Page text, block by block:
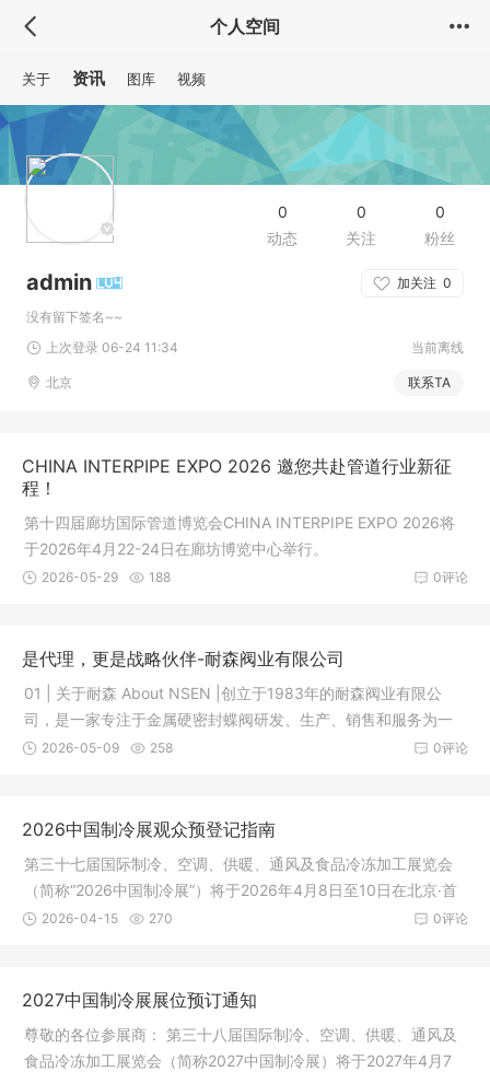
个人空间
0
粉丝
0
关注
0
动态
admin 加关注 0
没有留下签名~~
上次登录 06-24 11:34
当前离线
北京 联系TA
关于 资讯 图库 视频
CHINA INTERPIPE EXPO 2026 邀您共赴管道行业新征
程！
第十四届廊坊国际管道博览会CHINA INTERPIPE EXPO 2026将
于2026年4月22-24日在廊坊博览中心举行。
0评论
2026-05-29 188
是代理，更是战略伙伴-耐森阀业有限公司
01 | 关于耐森 About NSEN |创立于1983年的耐森阀业有限公
司，是一家专注于金属硬密封蝶阀研发、生产、销售和服务为一
体的科技
0评论
2026-05-09 258
2026中国制冷展观众预登记指南
第三十七届国际制冷、空调、供暖、通风及食品冷冻加工展览会
（简称“2026中国制冷展”）将于2026年4月8日至10日在北京·首
都国际
0评论
2026-04-15 270
2027中国制冷展展位预订通知
尊敬的各位参展商： 第三十八届国际制冷、空调、供暖、通风及
食品冷冻加工展览会（简称2027中国制冷展）将于2027年4月7